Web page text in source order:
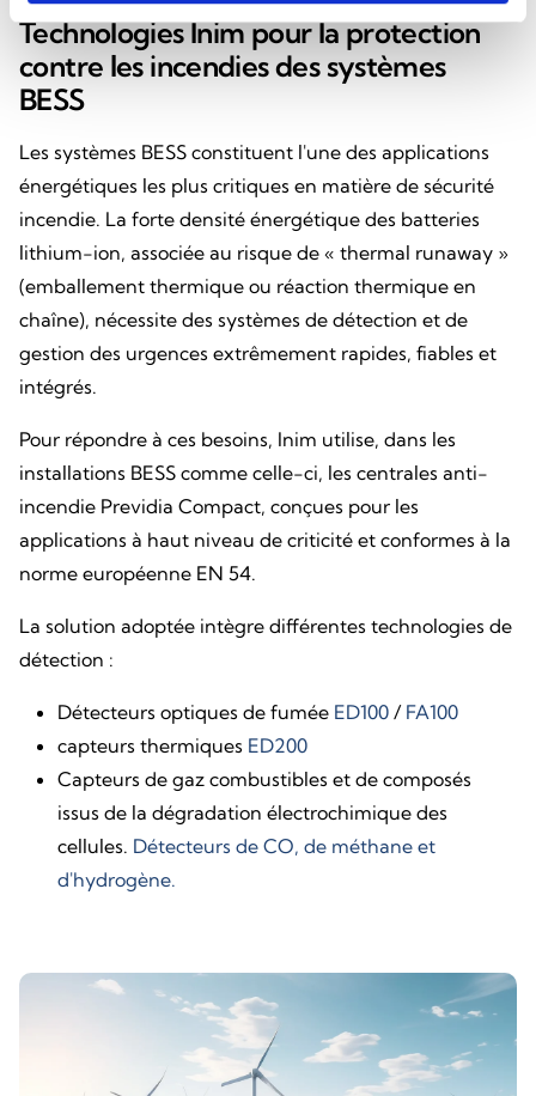
Technologies Inim pour la protection
contre les incendies des systèmes
BESS
Les systèmes BESS constituent l'une des applications
énergétiques les plus critiques en matière de sécurité
incendie. La forte densité énergétique des batteries
lithium-ion, associée au risque de « thermal runaway »
(emballement thermique ou réaction thermique en
chaîne), nécessite des systèmes de détection et de
gestion des urgences extrêmement rapides, fiables et
intégrés.
Pour répondre à ces besoins, Inim utilise, dans les
installations BESS comme celle-ci, les centrales anti-
incendie Previdia Compact, conçues pour les
applications à haut niveau de criticité et conformes à la
norme européenne EN 54.
La solution adoptée intègre différentes technologies de
détection :
Détecteurs optiques de fumée ED100 / FA100
capteurs thermiques ED200
Capteurs de gaz combustibles et de composés
issus de la dégradation électrochimique des
cellules. Détecteurs de CO, de méthane et
d'hydrogène.